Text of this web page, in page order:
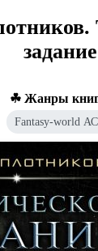
задание
☘ Жанры
Fantasy-world